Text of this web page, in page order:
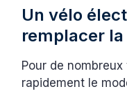
Un vélo
remplacer
Pour de
rapidement le